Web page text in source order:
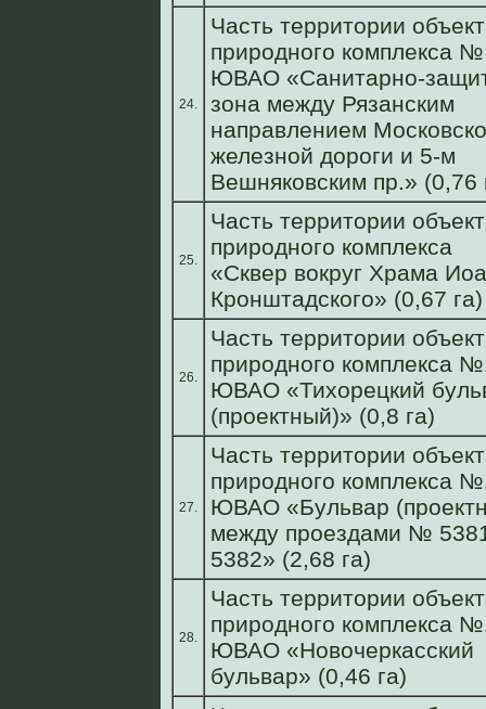
24.
Часть территории
природного комплекса
ЮВАО «Санитарно-
зона между Рязанским
направлением
железной дороги и 5-м
Вешняковским пр.» (0,76
25.
Часть территории
природного комплекса
«Сквер вокруг Храма
Кронштадского» (0,67 га)
26.
Часть территории
природного комплекса
ЮВАО «Тихорецкий
(проектный)» (0,8 га)
27.
Часть территории
природного комплекса
ЮВАО «Бульвар
между проездами №
5382» (2,68 га)
28.
Часть территории
природного комплекса
ЮВАО «Новочеркасский
бульвар» (0,46 га)